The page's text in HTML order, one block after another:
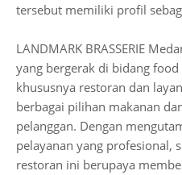
tersebut memiliki profil
LANDMARK BRASSERIE
yang bergerak di bidang food
khususnya restoran dan
berbagai pilihan makanan
pelanggan. Dengan
pelayanan yang profesional,
restoran ini berupaya